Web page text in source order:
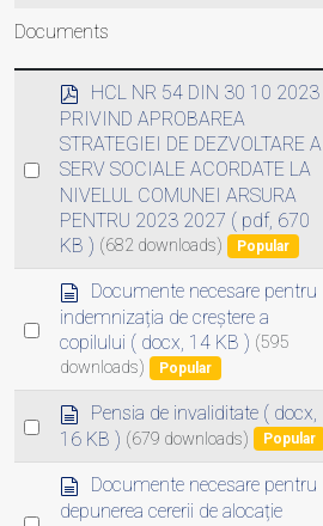
Documents
Select
p
d
f
HCL NR 54 DIN 30 10 2023
PRIVIND APROBAREA
STRATEGIEI DE DEZVOLTARE A
SERV SOCIALE ACORDATE LA
NIVELUL COMUNEI ARSURA
PENTRU 2023 2027 ( pdf, 670
KB ) (682 downloads) Popular
Select
item
d
o
c
u
m
n
Documente necesare pentru
indemnizația de creștere a
copilului ( docx, 14 KB ) (595
downloads)
Popular
Select
d
o
c
u
m
Pensia de invaliditate ( docx,
16 KB ) (679 downloads) Popular
d
o
Documente necesare pentru
depunerea cererii de alocație